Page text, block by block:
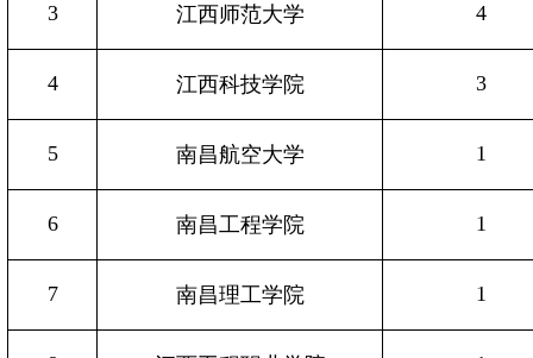
3 江西师范大学 4
4 江西科技学院 3
5 南昌航空大学 1
6 南昌工程学院 1
7 南昌理工学院 1